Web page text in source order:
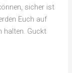
sicher ist
Euch auf
halten. Guckt